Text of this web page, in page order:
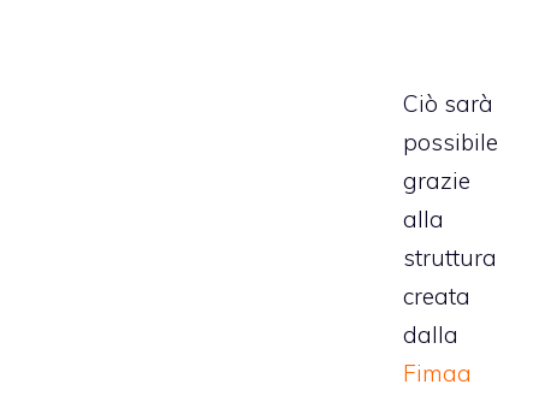
Ciò sarà
possibile
grazie
alla
struttura
creata
dalla
Fimaa